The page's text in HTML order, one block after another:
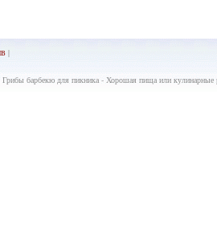
|
Грибы барбекю для пикника - Хорошая пища или